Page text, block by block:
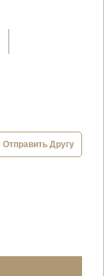
Отправить Другу